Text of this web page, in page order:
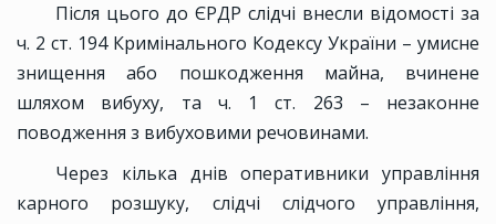
Після цього до ЄРДР слідчі внесли відомості за
ч. 2 ст. 194 Кримінального Кодексу України – умисне
знищення або пошкодження майна, вчинене
шляхом вибуху, та ч. 1 ст. 263 – незаконне
поводження з вибуховими речовинами.
Через кілька днів оперативники управління
карного розшуку, слідчі слідчого управління,